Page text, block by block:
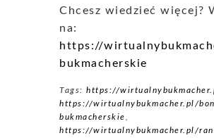
Chcesz wiedzieć więcej?
na:
https://
bukmacherskie
Tags: https://
https://wirtualnybukmacher.pl/
bukmacherskie
https://wirtualnybukmacher.pl/